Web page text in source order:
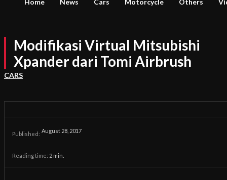
Home News Cars Motorcycle Others
Modifikasi Virtual Mitsubishi
Xpander dari Tomi Airbrush
CARS
Published: August 28, 2017
Reading time: 2 min.